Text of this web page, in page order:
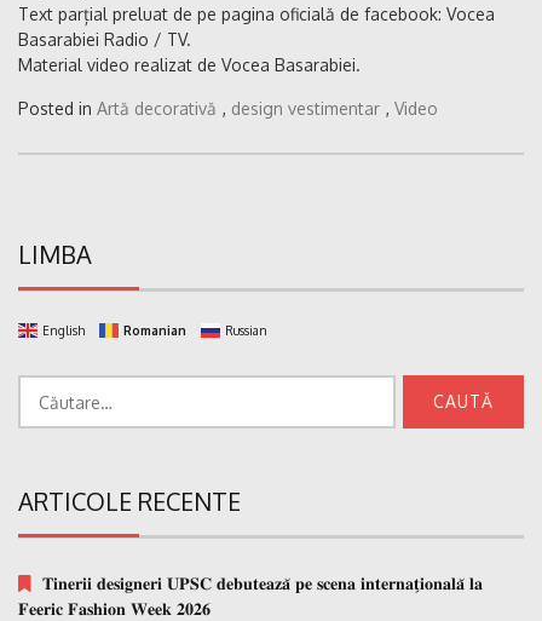
Text parțial preluat de pe pagina oficială de facebook: Vocea
Basarabiei Radio / TV.
Material video realizat de Vocea Basarabiei.
Posted in Artă decorativă , design vestimentar , Video
LIMBA
English Romanian Russian
după:
ARTICOLE RECENTE
𝐓𝐢𝐧𝐞𝐫𝐢𝐢 𝐝𝐞𝐬𝐢𝐠𝐧𝐞𝐫𝐢 𝐔𝐏𝐒𝐂 𝐝𝐞𝐛𝐮𝐭𝐞𝐚𝐳𝐚̆ 𝐩𝐞 𝐬𝐜𝐞𝐧𝐚 𝐢𝐧𝐭𝐞𝐫𝐧𝐚𝐭̗𝐢𝐨𝐧𝐚𝐥𝐚̆ 𝐥𝐚
𝐅𝐞𝐞𝐫𝐢𝐜 𝐅𝐚𝐬𝐡𝐢𝐨𝐧 𝐖𝐞𝐞𝐤 𝟐𝟎𝟐𝟔